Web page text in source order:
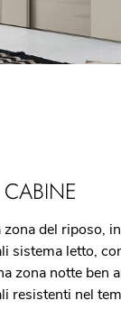
del
letto,
zona notte
nel